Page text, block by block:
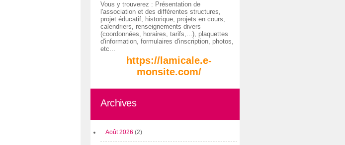
Vous y trouverez : Présentation de
l'association et des différentes structures,
projet éducatif, historique, projets en cours,
calendriers, renseignements divers
(coordonnées, horaires, tarifs,...), plaquettes
d'information, formulaires d'inscription, photos,
etc...
https://lamicale.e-
monsite.com/
Archives
Août 2026 (2)